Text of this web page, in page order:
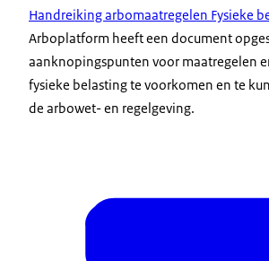
Handreiking arbomaatregelen Fysieke
Arboplatform heeft een document
aanknopingspunten voor maatregelen
fysieke belasting te voorkomen en te
de arbowet- en regelgeving.